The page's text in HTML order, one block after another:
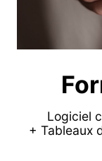
Logiciel
+ Tableaux